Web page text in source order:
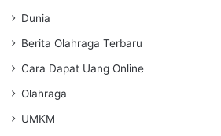
Dunia
Berita Olahraga Terbaru
Cara Dapat Uang Online
Olahraga
UMKM